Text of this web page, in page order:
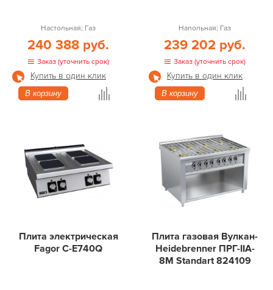
Настольная; Газ
240 388 руб.
Заказ (уточнить срок)
Купить в один клик
В корзину
Напольная; Газ
239 202 руб.
Заказ (уточнить срок)
Купить в один клик
В корзину
Плита электрическая
Fagor C-E740Q
Плита газовая Вулкан-
Heidebrenner ПРГ-IIA-
8М Standart 824109